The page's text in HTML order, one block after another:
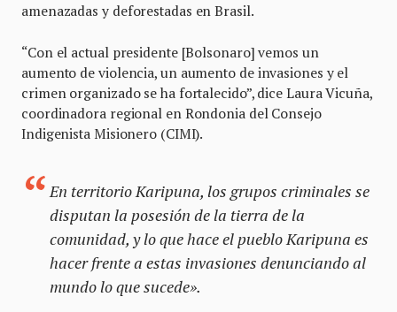
amenazadas y deforestadas en Brasil.
“Con el actual presidente [Bolsonaro] vemos un
aumento de violencia, un aumento de invasiones y el
crimen organizado se ha fortalecido”, dice Laura Vicuña,
coordinadora regional en Rondonia del Consejo
Indigenista Misionero (CIMI).
En territorio Karipuna, los grupos criminales se
disputan la posesión de la tierra de la
comunidad, y lo que hace el pueblo Karipuna es
hacer frente a estas invasiones denunciando al
mundo lo que sucede».